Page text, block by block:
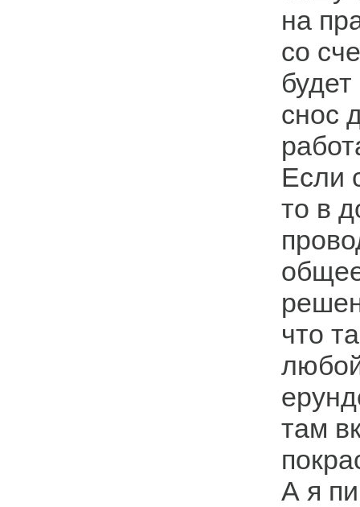
на
со
снос
Если
то в
что
там
А я